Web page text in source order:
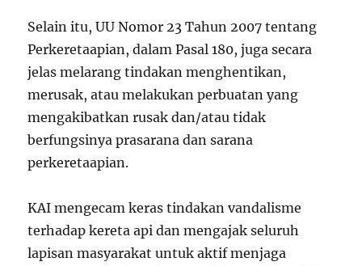
Selain itu, UU Nomor 23 Tahun 2007 tentang
Perkeretaapian, dalam Pasal 180, juga secara
jelas melarang tindakan menghentikan,
merusak, atau melakukan perbuatan yang
mengakibatkan rusak dan/atau tidak
berfungsinya prasarana dan sarana
perkeretaapian.
KAI mengecam keras tindakan vandalisme
terhadap kereta api dan mengajak seluruh
lapisan masyarakat untuk aktif menjaga